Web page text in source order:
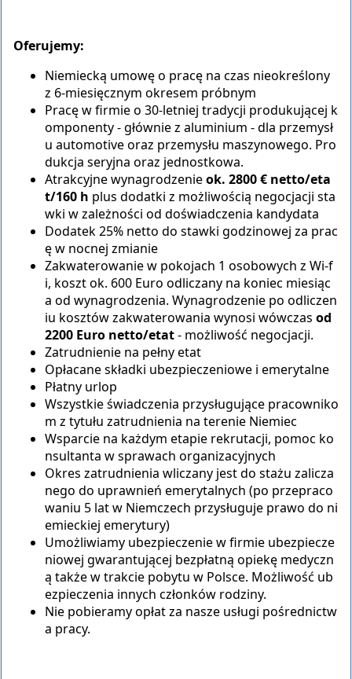
Oferujemy:
Niemiecką umowę o pracę na czas nieokreślony
z 6-miesięcznym okresem próbnym
Pracę w firmie o 30-letniej tradycji produkującej k
omponenty - głównie z aluminium - dla przemysł
u automotive oraz przemysłu maszynowego. Pro
dukcja seryjna oraz jednostkowa.
Atrakcyjne wynagrodzenieok. 2800 € netto/eta
t/160 h plus dodatki z możliwością negocjacji sta
wki w zależności od doświadczenia kandydata
Dodatek 25% netto do stawki godzinowej za prac
ę w nocnej zmianie
Zakwaterowanie w pokojach 1 osobowych z Wi-f
i, koszt ok. 600 Euro odliczany na koniec miesiąc
a od wynagrodzenia. Wynagrodzenie po odliczen
iu kosztów zakwaterowania wynosi wówczas od
2200 Euro netto/etat- możliwość negocjacji.
Zatrudnienie na pełny etat
Opłacane składki ubezpieczeniowe i emerytalne
Płatny urlop
Wszystkie świadczenia przysługujące pracowniko
m z tytułu zatrudnienia na terenie Niemiec
Wsparcie na każdym etapie rekrutacji, pomoc ko
nsultanta w sprawach organizacyjnych
Okres zatrudnienia wliczany jest do stażu zalicza
nego do uprawnień emerytalnych (po przepraco
waniu 5 lat w Niemczech przysługuje prawo do ni
emieckiej emerytury)
Umożliwiamy ubezpieczenie w firmie ubezpiecze
niowej gwarantującej bezpłatną opiekę medyczn
ą także w trakcie pobytu w Polsce. Możliwość ub
ezpieczenia innych członków rodziny.
Nie pobieramy opłat za nasze usługi pośrednictw
a pracy.